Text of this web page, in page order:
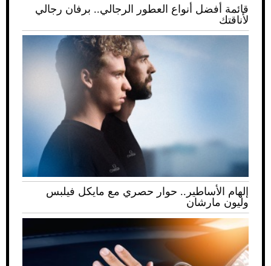
قائمة أفضل أنواع العطور الرجالي.. برفان رجالي
لأناقتك
إلهام الأساطير.. حوار حصري مع مايكل فيلبس
وليون مارشان